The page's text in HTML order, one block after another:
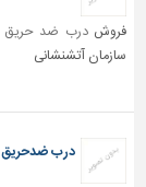
فروشدرب ضد حریق
سازمان آتشنشانی
درب ضدحریق